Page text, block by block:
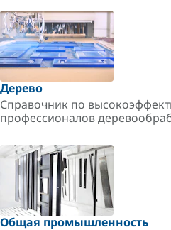
Дерево
Справочник по
профессионалов
Общая промышленность